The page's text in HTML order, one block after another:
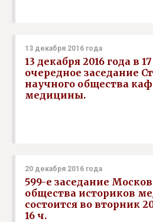
13 декабря 2016 года
13 декабря 2016 года в
очередное заседание
научного общества
медицины.
20 декабря 2016 года
599-е заседание
общества историков
состоится во вторник
16 ч.